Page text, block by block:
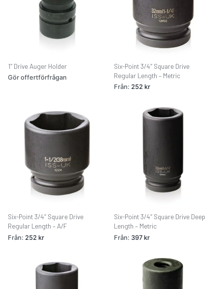
1″ Drive Auger Holder
Gör offertförfrågan
Six-Point 3/4″ Square Drive
Regular Length – Metric
Från: 252 kr
Six-Point 3/4″ Square Drive
Regular Length – A/F
Från: 252 kr
Six-Point 3/4″ Square Drive Deep
Length – Metric
Från: 397 kr